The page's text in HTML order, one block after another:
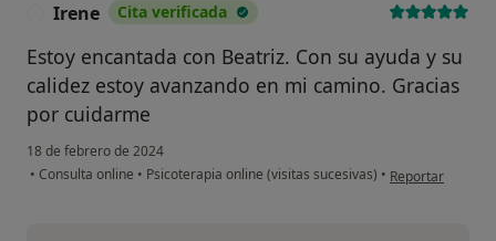
Irene Cita verificada
Estoy encantada con Beatriz. Con su ayuda y su
calidez estoy avanzando en mi camino. Gracias
por cuidarme
18 de febrero de 2024
• Consulta online • Psicoterapia online (visitas sucesivas) • en opinión del
Reportar